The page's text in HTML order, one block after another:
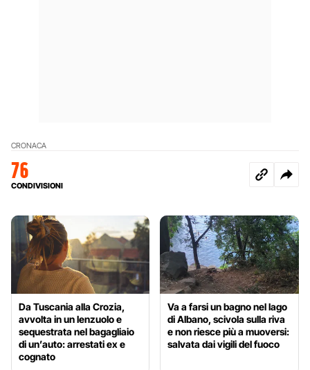
CRONACA
76
CONDIVISIONI
Da Tuscania alla Crozia,
avvolta in un lenzuolo e
sequestrata nel bagagliaio
di un’auto: arrestati ex e
cognato
Va a farsi un bagno nel lago
di Albano, scivola sulla riva
e non riesce più a muoversi:
salvata dai vigili del fuoco